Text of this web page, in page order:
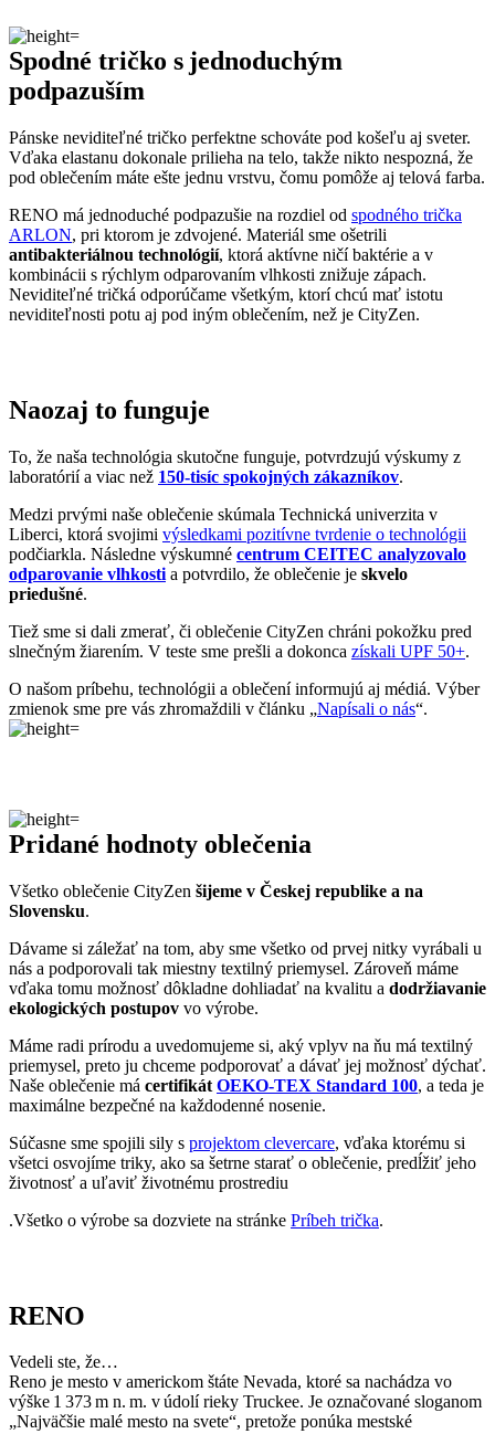
Spodné tričko s jednoduchým
podpazuším
Pánske neviditeľné tričko perfektne schováte pod košeľu aj sveter.
Vďaka elastanu dokonale prilieha na telo, takže nikto nespozná, že
pod oblečením máte ešte jednu vrstvu, čomu pomôže aj telová farba.
RENO má jednoduché podpazušie na rozdiel od spodného trička
ARLON, pri ktorom je zdvojené. Materiál sme ošetrili
antibakteriálnou technológií, ktorá aktívne ničí baktérie a v
kombinácii s rýchlym odparovaním vlhkosti znižuje zápach.
Neviditeľné tričká odporúčame všetkým, ktorí chcú mať istotu
neviditeľnosti potu aj pod iným oblečením, než je CityZen.
Naozaj to funguje
To, že naša technológia skutočne funguje, potvrdzujú výskumy z
laboratórií a viac než 150-tisíc spokojných zákazníkov.
Medzi prvými naše oblečenie skúmala Technická univerzita v
Liberci, ktorá svojimi výsledkami pozitívne tvrdenie o technológii
podčiarkla. Následne výskumné centrum CEITEC analyzovalo
odparovanie vlhkosti a potvrdilo, že oblečenie je skvelo
priedušné.
Tiež sme si dali zmerať, či oblečenie CityZen chráni pokožku pred
slnečným žiarením. V teste sme prešli a dokonca získali UPF 50+.
O našom príbehu, technológii a oblečení informujú aj médiá. Výber
zmienok sme pre vás zhromaždili v článku „Napísali o nás“.
Pridané hodnoty oblečenia
Všetko oblečenie CityZen šijeme v Českej republike a na
Slovensku.
Dávame si záležať na tom, aby sme všetko od prvej nitky vyrábali u
nás a podporovali tak miestny textilný priemysel. Zároveň máme
vďaka tomu možnosť dôkladne dohliadať na kvalitu a dodržiavanie
ekologických postupov vo výrobe.
Máme radi prírodu a uvedomujeme si, aký vplyv na ňu má textilný
priemysel, preto ju chceme podporovať a dávať jej možnosť dýchať.
Naše oblečenie má certifikát OEKO-TEX Standard 100, a teda je
maximálne bezpečné na každodenné nosenie.
Súčasne sme spojili sily s projektom clevercare, vďaka ktorému si
všetci osvojíme triky, ako sa šetrne starať o oblečenie, predĺžiť jeho
životnosť a uľaviť životnému prostrediu
.Všetko o výrobe sa dozviete na stránke Príbeh trička.
RENO
Vedeli ste, že…
Reno je mesto v americkom štáte Nevada, ktoré sa nachádza vo
výške 1 373 m n. m. v údolí rieky Truckee. Je označované sloganom
„Najväčšie malé mesto na svete“, pretože ponúka mestské